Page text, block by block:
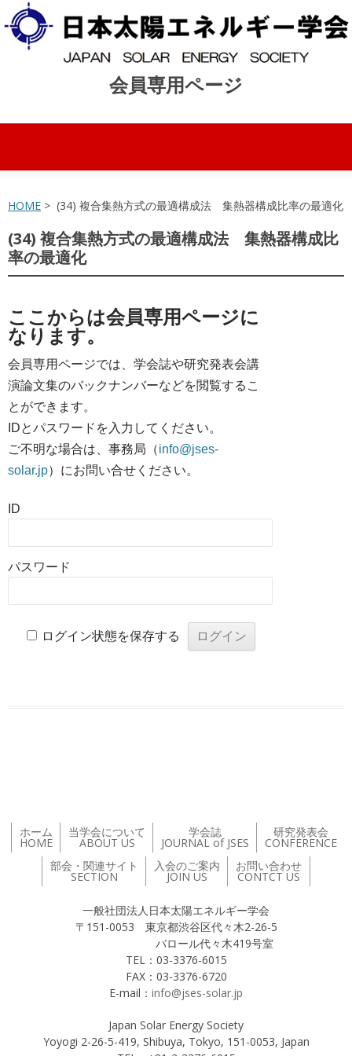
会員専用ページ
コンテンツへスキップ
HOME > (34) 複合集熱方式の最適構成法 集熱器構成比率の最適化
(34) 複合集熱方式の最適構成法 集熱器構成比
率の最適化
ここからは会員専用ページに
なります。
会員専用ページでは、学会誌や研究発表会講
演論文集のバックナンバーなどを閲覧するこ
とができます。
IDとパスワードを入力してください。
ご不明な場合は、事務局（info@jses-
solar.jp）にお問い合せください。
ID
パスワード
ログイン状態を保存する
ホーム
HOME
当学会について
ABOUT US
学会誌
JOURNAL of JSES
研究発表会
CONFERENCE
部会・関連サイト
SECTION
入会のご案内
JOIN US
お問い合わせ
CONTCT US
一般社団法人日本太陽エネルギー学会
〒151-0053 東京都渋谷区代々木2-26-5
バロール代々木419号室
TEL：03-3376-6015
FAX：03-3376-6720
E-mail： info@jses-solar.jp
Japan Solar Energy Society
Yoyogi 2-26-5-419, Shibuya, Tokyo, 151-0053, Japan